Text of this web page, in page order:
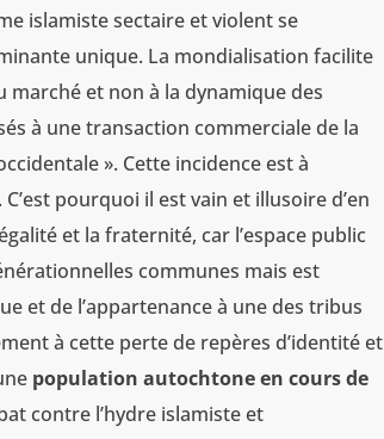
islamiste sectaire et violent se
unique. La mondialisation facilite
et non à la dynamique des
à une transaction commerciale de la
». Cette incidence est à
pourquoi il est vain et illusoire d’en
et la fraternité, car l’espace public
communes mais est
et de l’appartenance à une des tribus
à cette perte de repères d’identité et
population autochtone en cours de
contre l’hydre islamiste et